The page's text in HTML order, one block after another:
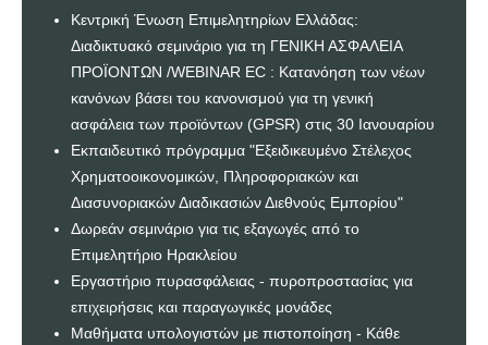
Κεντρική Ένωση Επιμελητηρίων Ελλάδας:
Διαδικτυακό σεμινάριο για τη ΓΕΝΙΚΗ ΑΣΦΑΛΕΙΑ
ΠΡΟΪΟΝΤΩΝ /WEBINAR EC : Κατανόηση των νέων
κανόνων βάσει του κανονισμού για τη γενική
ασφάλεια των προϊόντων (GPSR) στις 30 Ιανουαρίου
Εκπαιδευτικό πρόγραμμα "Εξειδικευμένο Στέλεχος
Χρηματοοικονομικών, Πληροφοριακών και
Διασυνοριακών Διαδικασιών Διεθνούς Εμπορίου"
Δωρεάν σεμινάριο για τις εξαγωγές από το
Επιμελητήριο Ηρακλείου
Εργαστήριο πυρασφάλειας - πυροπροστασίας για
επιχειρήσεις και παραγωγικές μονάδες
Μαθήματα υπολογιστών με πιστοποίηση - Κάθε